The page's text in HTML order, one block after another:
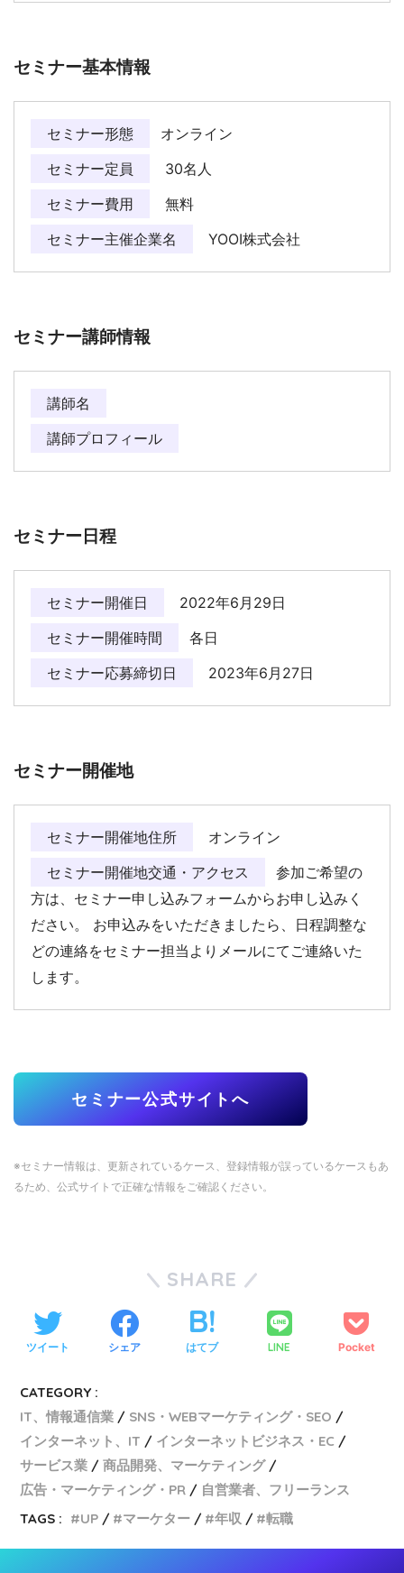
セミナー基本情報
セミナー形態
オンライン
セミナー定員
30名人
セミナー費用
無料
セミナー主催企業名
YOOI株式会社
セミナー講師情報
講師名
講師プロフィール
セミナー日程
セミナー開催日
2022年6月29日
セミナー開催時間
各日
セミナー応募締切日
2023年6月27日
セミナー開催地
セミナー開催地住所
オンライン
セミナー開催地交通・アクセス
参加ご希望の
方は、セミナー申し込みフォームからお申し込みく
ださい。 お申込みをいただきましたら、日程調整な
どの連絡をセミナー担当よりメールにてご連絡いた
します。
セミナー公式サイトへ
※セミナー情報は、更新されているケース、登録情報が誤っているケースもあ
るため、公式サイトで正確な情報をご確認ください。
SHARE
ツイート シェア はてブ LINE Pocket
CATEGORY :
IT、情報通信業
SNS・WEBマーケティング・SEO
インターネット、IT
インターネットビジネス・EC
サービス業
商品開発、マーケティング
広告・マーケティング・PR
自営業者、フリーランス
TAGS :
UP マーケター 年収 転職